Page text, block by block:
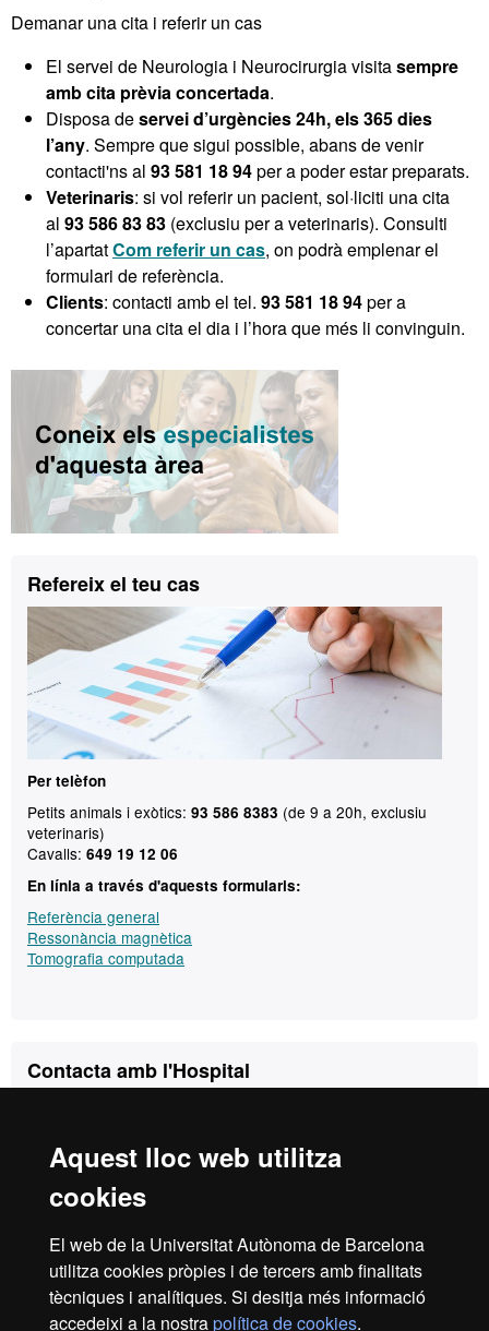
Aquest lloc web utilitza
cookies
El web de la Universitat Autònoma de Barcelona
utilitza cookies pròpies i de tercers amb finalitats
tècniques i analítiques. Si desitja més informació
accedeixi a la nostrapolítica de cookies.
Demanar una cita i referir un cas
El servei de Neurologia i Neurocirurgia visitasempre
amb cita prèvia concertada.
Disposa deservei d’urgències 24h, els 365 dies
l’any. Sempre que sigui possible, abans de venir
contacti'ns al 93 581 18 94per a poder estar preparats.
Veterinaris: si vol referir un pacient, sol·liciti una cita
al 93 586 83 83 (exclusiu per a veterinaris). Consulti
l’apartatCom referir un cas, on podrà emplenar el
formulari de referència.
Clients: contacti amb el tel. 93 581 18 94per a
concertar una cita el dia i l’hora que més li convinguin.
Informació
complementària
Contacte
Refereix el teu cas
Per telèfon
Petits animals i exòtics: 93 586 8383 (de 9 a 20h, exclusiu
veterinaris)
Cavalls: 649 19 12 06
En línia a través d'aquests formularis:
Referència general
Ressonància magnètica
Tomografia computada
Contacte
Contacta amb l'Hospital
Universitat Autònoma de Barcelona.
08193 Bellaterra
(Cerdanyola del Vallès)
Urgències:
De dilluns a divendres, de 9 a 20h:
93 581 18 94
De dilluns a divendres de 20 a 9h i caps de setmana: